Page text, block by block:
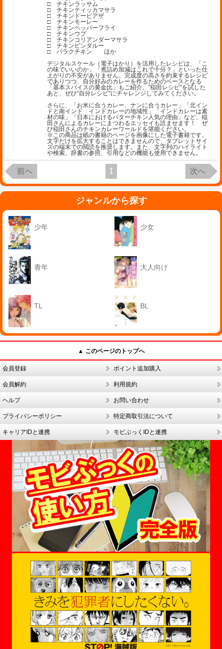
□ チキンラッサム
□ チキンティッカマサラ
□ チキンドーピアザ
□ チキンモーレー
□ チキンペッパーフライ
□ チキンウプ
□ チキンコリアンダーマサラ
□ チキンビンダルー
□ パラクチキン ほか
デジタルスケール（電子はかり）を活用したレシピは、「こ
の味でいいのか」「煮詰め加減はこれで十分？」といった仕
上がりの不安がありません。完成度の高さを約束するレシピ
でありつつ、自分好みのカレーを作るためのベースとなる
「基本スパイスの黄金比」もご紹介。”稲田レシピ”を試した
あと、ぜひ“自分レシピ”にチャレンジしてみてください。
さらに、「お米に合うカレー、ナンに合うカレー」「北イン
ドと南インド インドカレーの地域性」「インドカレーは素
材の味」「日本におけるバターチキン人気の理由」など、稲
田さんによるカレーにまつわるエッセイも読ませます！ ぜ
ひ稲田さんのチキンカレーワールドを堪能ください。
※この商品は紙の書籍のページを画像にした電子書籍です。
文字だけを拡大することはできませんので、タブレットサイ
ズの端末での閲読を推奨します。また、文字列のハイライト
や検索、辞書の参照、引用などの機能も使用できません。
前へ 1 次へ
ジャンルから探す
少年 少女
青年 大人向け
TL BL
▲ このページのトップへ
会員登録 ポイント追加購入
会員解約 利用規約
ヘルプ お問い合わせ
プライバシーポリシー 特定商取引法について
キャリアIDと連携 モビぶっくIDと連携